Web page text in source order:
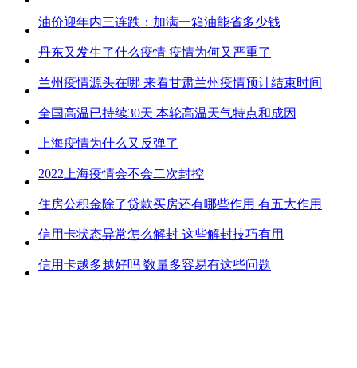
油价迎年内三连跌：加满一箱油能省多少钱
丹东又发生了什么疫情 疫情为何又严重了
兰州疫情源头在哪 来看甘肃兰州疫情预计结束时间
全国高温已持续30天 本轮高温天气特点和成因
上海疫情为什么又反弹了
2022上海疫情会不会二次封控
住房公积金除了贷款买房还有哪些作用 有五大作用
信用卡状态异常怎么解封 这些解封技巧有用
信用卡越多越好吗 数量多容易有这些问题